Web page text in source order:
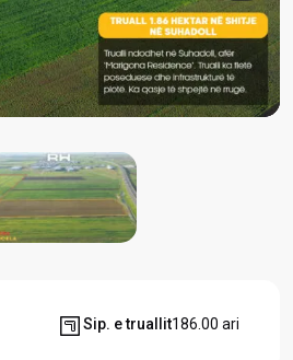
Sip. e truallit186.00 ari